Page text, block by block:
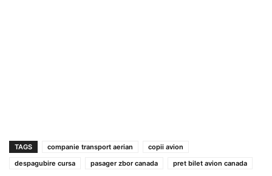
TAGS companie transport aerian
copii avion
despagubire cursa
pasager zbor canada pret bilet avion canada